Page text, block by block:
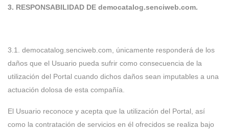
3. RESPONSABILIDAD DE democatalog.senciweb.com.
3.1. democatalog.senciweb.com, únicamente responderá de los
daños que el Usuario pueda sufrir como consecuencia de la
utilización del Portal cuando dichos daños sean imputables a una
actuación dolosa de esta compañía.
El Usuario reconoce y acepta que la utilización del Portal, así
como la contratación de servicios en él ofrecidos se realiza bajo